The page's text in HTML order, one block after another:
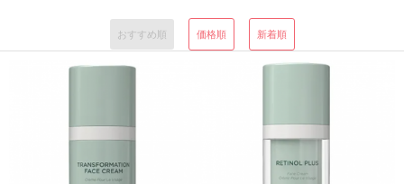
おすすめ順 価格順 新着順